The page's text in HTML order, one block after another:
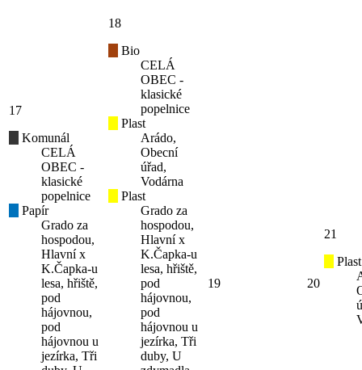
17
Komunál
CELÁ
OBEC -
klasické
popelnice
Papír
Grado za
hospodou,
Hlavní x
K.Čapka-u
lesa, hřiště,
pod
hájovnou,
pod
hájovnou u
jezírka, Tři
18
Bio
CELÁ
OBEC -
klasické
popelnice
Plast
Arádo,
Obecní
úřad,
Vodárna
Plast
Grado za
hospodou,
Hlavní x
K.Čapka-u
lesa, hřiště,
pod
hájovnou,
pod
hájovnou u
jezírka, Tři
duby, U
19 20
21
Plast